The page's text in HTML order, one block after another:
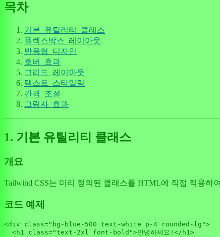
목차
기본_유틸리티_클래스
플렉스박스_레이아웃
반응형_디자인
호버_효과
그리드_레이아웃
텍스트_스타일링
간격_조절
그림자_효과
1. 기본 유틸리티 클래스
개요
Tailwind CSS는 미리 정의된 클래스를 HTML에 직접 적용
코드 예제
<div class="bg-blue-500 text-white p-4 rounded-lg">
<h1 class="text-2xl font-bold">안녕하세요! </ h1>